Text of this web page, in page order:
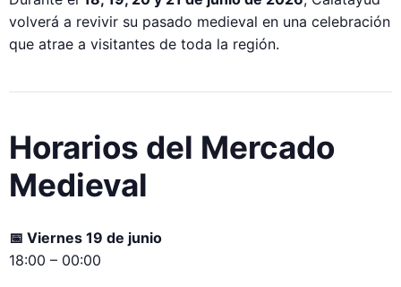
volverá a revivir su pasado medieval en una celebración
que atrae a visitantes de toda la región.
Horarios del Mercado
Medieval
📅 Viernes 19 de junio
18:00 – 00:00